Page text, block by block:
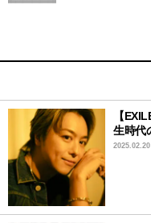
【
生時代
2025.02.20